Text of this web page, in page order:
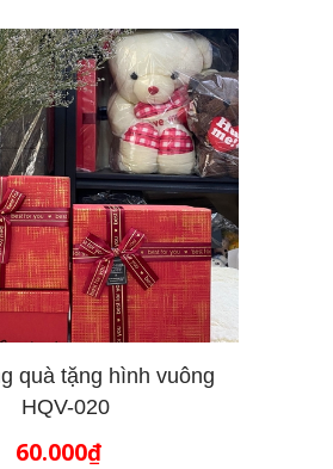
quà tặng hình vuông
HQV-020
60.000₫